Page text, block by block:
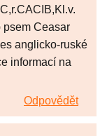
psem Ceasar
anglicko-ruské
informací na
Odpovědět